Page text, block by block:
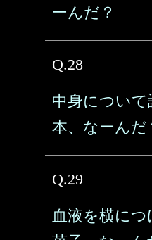
ーんだ？
Q.28
中身につい
本、なーんだ
Q.29
血液を横に